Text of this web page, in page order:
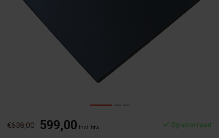
€638,00 599,00 Incl. btw Op voorraad